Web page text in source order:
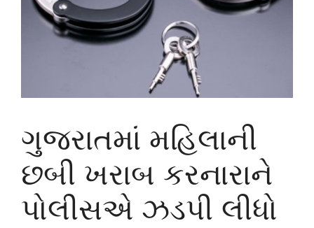
ગુજરાતમાં મહિલાની
છબી ખરાબ કરનારાને
પોલીસએ ઝડપી લીધો